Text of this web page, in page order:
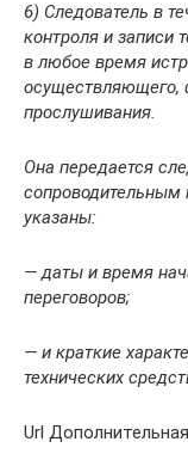
6) Следователь в
контроля и записи
в любое время
осуществляющего,
прослушивания.
Она передается
указаны:
— даты и время
переговоров;
— и краткие
технических
Url